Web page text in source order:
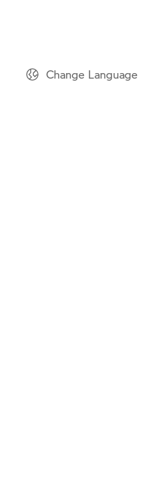
Change Language